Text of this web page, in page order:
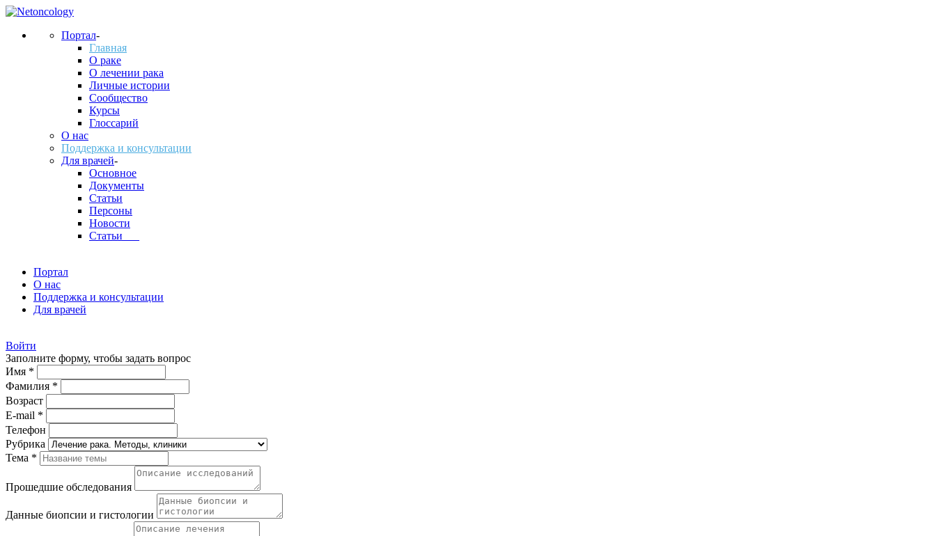
Портал-
Главная
О раке
О лечении рака
Личные истории
Сообщество
Курсы
Глоссарий
О нас
Поддержка и консультации
Для врачей-
Основное
Документы
Статьи
Персоны
Новости
Статьи___
Портал
О нас
Поддержка и консультации
Для врачей
Войти
Заполните форму, чтобы задать вопрос
Имя *
Фамилия *
Возраст
E-mail *
Телефон
Рубрика
Тема *
Прошедшие обследования
Данные биопсии и гистологии